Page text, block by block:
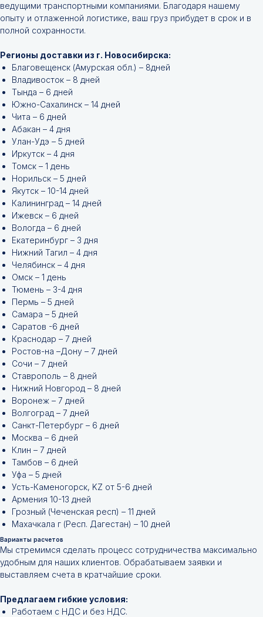
ведущими транспортными компаниями. Благодаря нашему
опыту и отлаженной логистике, ваш груз прибудет в срок и в
полной сохранности.
Регионы доставки из г. Новосибирска:
Благовещенск (Амурская обл.) – 8дней
Владивосток – 8 дней
Тында – 6 дней
Южно-Сахалинск – 14 дней
Чита – 6 дней
Абакан – 4 дня
Улан-Удэ – 5 дней
Иркутск – 4 дня
Томск – 1 день
Норильск – 5 дней
Якутск – 10-14 дней
Калининград – 14 дней
Ижевск – 6 дней
Вологда – 6 дней
Екатеринбург – 3 дня
Нижний Тагил – 4 дня
Челябинск – 4 дня
Омск – 1 день
Тюмень – 3-4 дня
Пермь – 5 дней
Самара – 5 дней
Саратов -6 дней
Краснодар – 7 дней
Ростов-на –Дону – 7 дней
Сочи – 7 дней
Ставрополь – 8 дней
Нижний Новгород – 8 дней
Воронеж – 7 дней
Волгоград – 7 дней
Санкт-Петербург – 6 дней
Москва – 6 дней
Клин – 7 дней
Тамбов – 6 дней
Уфа – 5 дней
Усть-Каменогорск, KZ от 5-6 дней
Армения 10-13 дней
Грозный (Чеченская респ) – 11 дней
Махачкала г (Респ. Дагестан) – 10 дней
Варианты расчетов
Мы стремимся сделать процесс сотрудничества максимально
удобным для наших клиентов. Обрабатываем заявки и
выставляем счета в кратчайшие сроки.
Предлагаем гибкие условия:
Работаем с НДС и без НДС.
Не нашли нужной
позиции?
Оставьте заявку и мы подберём